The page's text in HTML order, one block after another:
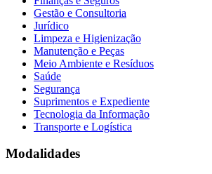
Gestão e Consultoria
Jurídico
Limpeza e Higienização
Manutenção e Peças
Meio Ambiente e Resíduos
Saúde
Segurança
Suprimentos e Expediente
Tecnologia da Informação
Transporte e Logística
Modalidades